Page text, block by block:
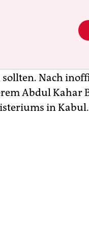
in der EU-
–
Nach
Abdul Kahar
in Kabul.